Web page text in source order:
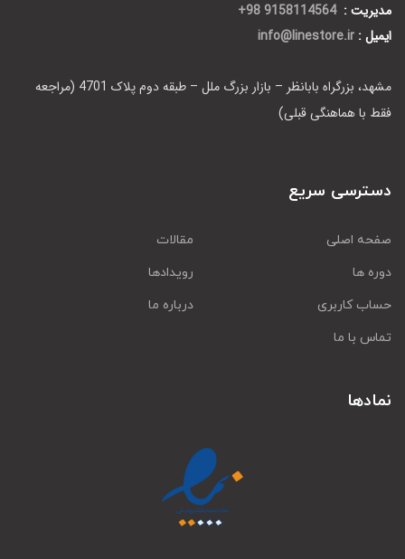
مدیریت : 9158114564 98+
ایمیل : info@linestore.ir
مشهد، بزرگراه بابانظر – بازار بزرگ ملل – طبقه دوم پلاک 4701 (مراجعه
فقط با هماهنگی قبلی)
دسترسی سریع
صفحه اصلی
مقالات
دوره ها
رویدادها
حساب کاربری
درباره ما
تماس با ما
نمادها